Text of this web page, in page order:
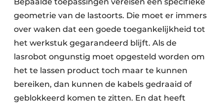
geometrie van de lastoorts. Die moet er immers
over waken dat een goede toegankelijkheid tot
het werkstuk gegarandeerd blijft. Als de
lasrobot ongunstig moet opgesteld worden om
het te lassen product toch maar te kunnen
bereiken, dan kunnen de kabels gedraaid of
geblokkeerd komen te zitten. En dat heeft